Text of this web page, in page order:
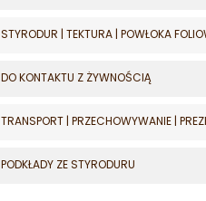
STYRODUR | TEKTURA | POWŁOKA
DO KONTAKTU Z ŻYWNOŚCIĄ
TRANSPORT | PRZECHOWYWANIE |
PODKŁADY ZE STYRODURU